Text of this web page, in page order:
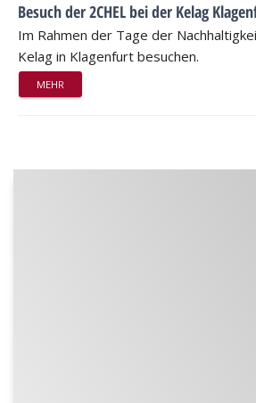
Besuch der 2CHEL bei der Kelag
Im Rahmen der Tage der
Kelag in Klagenfurt besuchen.
MEHR